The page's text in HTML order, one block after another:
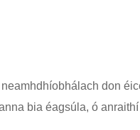
don
bia éagsúla, ó